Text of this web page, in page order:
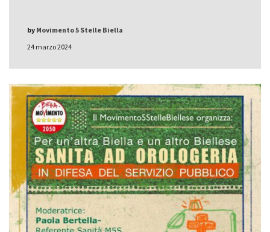
24 marzo 2024
by Movimento 5 Stelle Biella